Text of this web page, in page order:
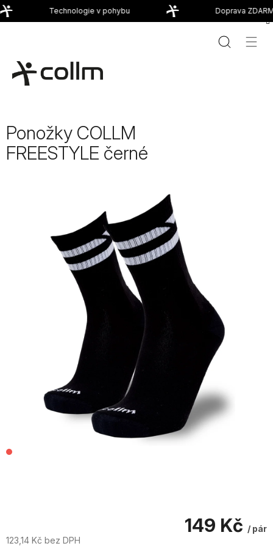
Přejít
na
Technologie v pohybu Doprava
Ponožky COLLM
FREESTYLE černé
149 Kč / pár
123,14 Kč bez DPH